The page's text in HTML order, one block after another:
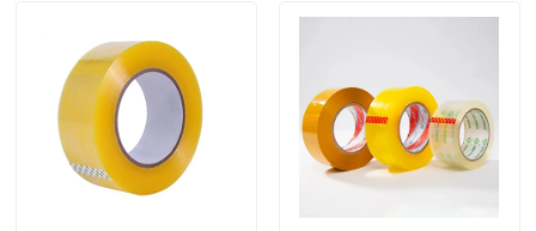
Klebstreifen BOPP
Kraftpapier-Klebstreifen